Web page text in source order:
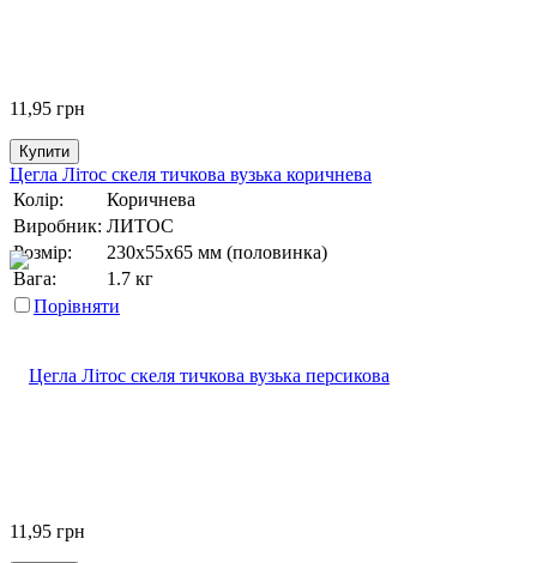
11,95 грн
Купити
Цегла Літос скеля тичкова вузька коричнева
Колір:
Коричнева
Виробник: ЛИТОС
Розмір:
230х55х65 мм (половинка)
Вага:
1.7 кг
Порівняти
11,95 грн